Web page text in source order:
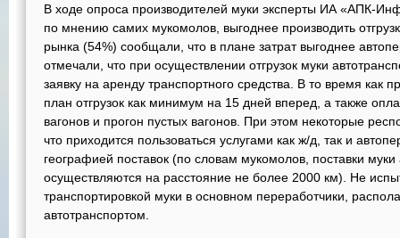
В ходе опроса производителей муки эксперты ИА «АПК-
по мнению самих мукомолов, выгоднее производить
рынка (54%) сообщали, что в плане затрат выгоднее
отмечали, что при осуществлении отгрузок муки
заявку на аренду транспортного средства. В то время как
план отгрузок как минимум на 15 дней вперед, а также
вагонов и прогон пустых вагонов. При этом некоторые
что приходится пользоваться услугами как ж/д, так и
географией поставок (по словам мукомолов, поставки
осуществляются на расстояние не более 2000 км). Не
транспортировкой муки в основном переработчики,
автотранспортом.